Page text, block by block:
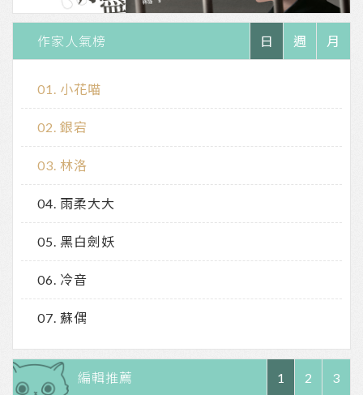
作家人氣榜 日 週 月
小花喵
銀宕
林洛
雨柔大大
黑白劍妖
冷音
蘇偶
編輯推薦 1 2 3